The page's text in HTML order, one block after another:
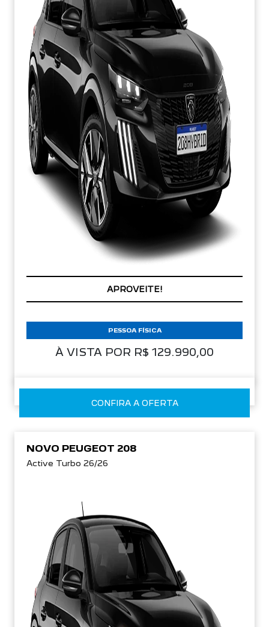
PREÇOS REDUZIDOS
À VISTA POR R$ 129.990,00
PESSOA FÍSICA
CONFIRA A OFERTA
NOVO PEUGEOT 208
Active Turbo 26/26